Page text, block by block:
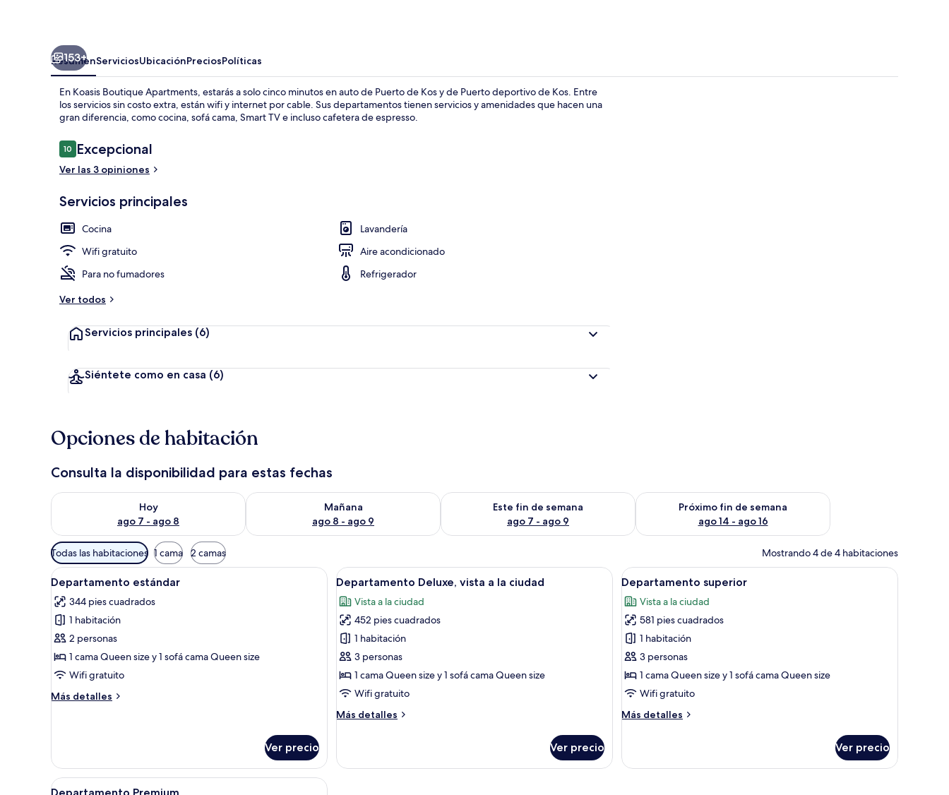
153+
ResumenServiciosUbicaciónPreciosPolíticas
En Koasis Boutique Apartments, estarás a solo cinco minutos en auto de Puerto de Kos y de Puerto deportivo de Kos. Entre
los servicios sin costo extra, están wifi y internet por cable. Sus departamentos tienen servicios y amenidades que hacen una
gran diferencia, como cocina, sofá cama, Smart TV e incluso cafetera de espresso.
Opiniones
1010 de 10,
Excepcional
Ver las 3 opiniones
Servicios principales
Cocina
Lavandería
Wifi gratuito
Aire acondicionado
Para no fumadores
Refrigerador
Ver todos
Servicios principales (6)
Siéntete como en casa (6)
Opciones de habitación
Consulta la disponibilidad para estas fechas
Hoy
ago 7 - ago 8
Consulta la disponibilidad para hoy ago 7 - ago 8
Mañana
ago 8 - ago 9
Consulta la disponibilidad para mañana ago 8 - ago 9
Este fin de semana
ago 7 - ago 9
Consulta la disponibilidad para este fin de semana ago 7 - ago 9
Próximo fin de semana
ago 14 - ago 16
Consulta la disponibilidad para el próximo fin de semana ago
Filtros
disponibles
para
las
habitaciones
Todas las habitaciones 1 cama 2 camas Mostrando 4 de 4 habitaciones
Abrir
todas
las
fotos
de
Departamento
estándar
Caja de seguridad en la habitación, cortinas blackout y insonorización
49
Departamento estándar
344 pies cuadrados
1 habitación
2 personas
1 cama Queen size y 1 sofá cama Queen size
Wifi gratuito
Más detalles
Más
Ver precio
Abrir
todas
las
fotos
de
Departamento
Deluxe,
vista
la
Habitación de hotel con cama, televisor montado en la pared, ventana con cortinas y vistas a edificios.
46
Departamento Deluxe, vista a la ciudad
Vista a la ciudad
452 pies cuadrados
1 habitación
3 personas
1 cama Queen size y 1 sofá cama Queen size
Wifi gratuito
Más detalles
Más
Deluxe,
Ver precio
Abrir
todas
las
fotos
de
Departamento
superior
Una sala de estar moderna con un sofá
42
Departamento superior
Vista a la ciudad
581 pies cuadrados
1 habitación
3 personas
1 cama Queen size y 1 sofá cama Queen size
Wifi gratuito
Más detalles
Más
superior
Ver precio
Abrir
49